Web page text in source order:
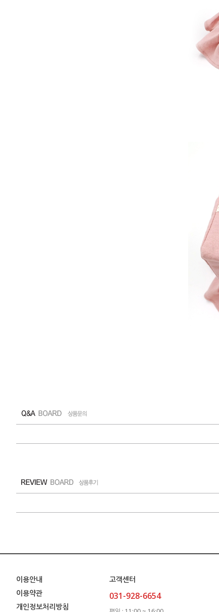
이용안내
이용약관
개인정보처리방침
고객센터
031-928-6654